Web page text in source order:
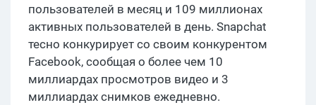
пользователей в месяц и 109 миллионах
активных пользователей в день. Snapchat
тесно конкурирует со своим конкурентом
Facebook, сообщая о более чем 10
миллиардах просмотров видео и 3
миллиардах снимков ежедневно.